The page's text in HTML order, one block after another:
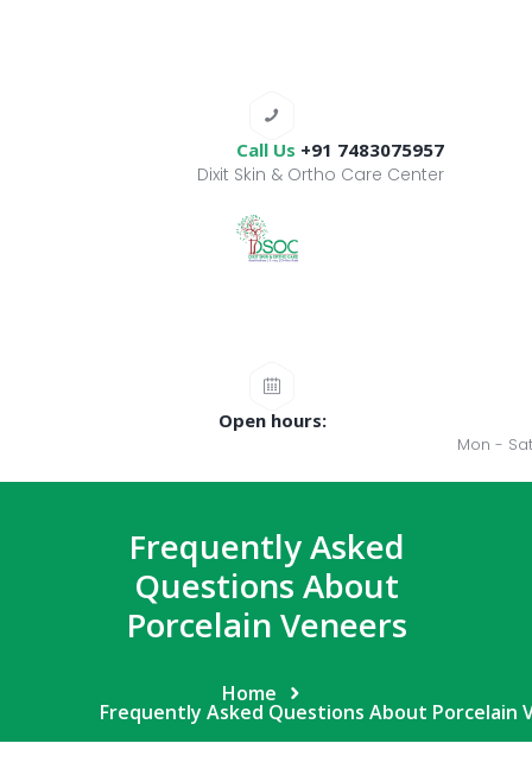
Call Us +91 7483075957
Dixit Skin & Ortho Care Center
Open hours:
Mon -
Frequently Asked
Questions About
Porcelain Veneers
Home
Frequently Asked Questions About Porcelain